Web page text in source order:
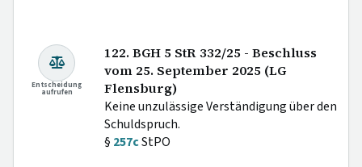
Entscheidung
aufrufen
122. BGH 5 StR 332/25 - Beschluss
vom 25. September 2025 (LG
Flensburg)
Keine unzulässige Verständigung über den
Schuldspruch.
§ 257cStPO